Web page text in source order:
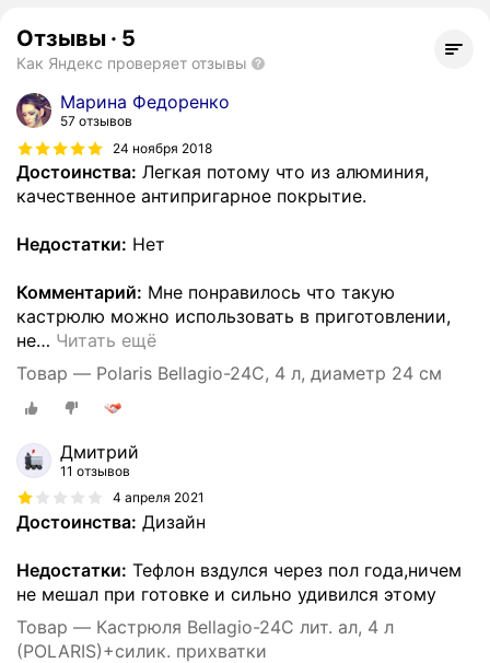
Отзывы · 5
Как Яндекс проверяет отзывы
Марина Федоренко
57 отзывов
24 ноября 2018
Достоинства: Легкая потому что из алюминия,
качественное антипригарное покрытие.
Недостатки: Нет
Комментарий: Мне понравилось что такую
кастрюлю можно использовать в приготовлении,
не… Читать ещё
Товар — Polaris Bellagio-24C, 4 л, диаметр 24 см
Дмитрий
11 отзывов
4 апреля 2021
Достоинства: Дизайн
Недостатки: Тефлон вздулся через пол года,ничем
не мешал при готовке и сильно удивился этому
Товар — Кастрюля Bellagio-24C лит. ал, 4 л
(POLARIS)+силик. прихватки